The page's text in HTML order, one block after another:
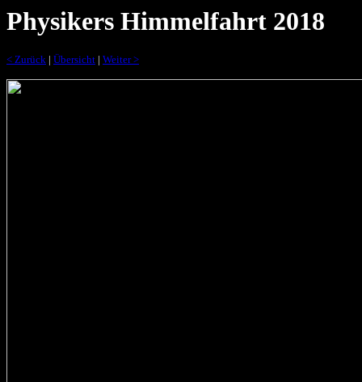
Physikers Himmelfahrt 2018
< Zurück | Übersicht | Weiter >